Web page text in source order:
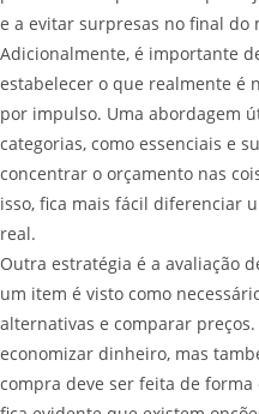
e a evitar surpresas no final do
Adicionalmente, é importante
estabelecer o que realmente é
por impulso. Uma abordagem
categorias, como essenciais e
concentrar o orçamento nas
isso, fica mais fácil diferenciar
real.
Outra estratégia é a avaliação
um item é visto como
alternativas e comparar
economizar dinheiro, mas
compra deve ser feita de